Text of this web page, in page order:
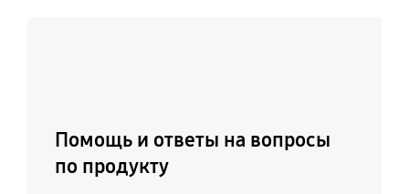
Помощь и ответы на вопросы
по продукту